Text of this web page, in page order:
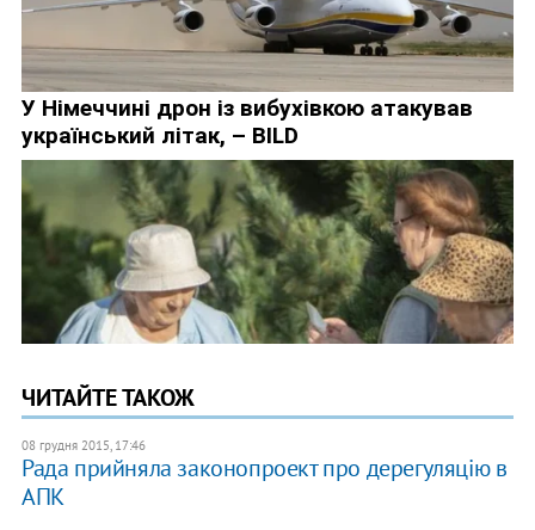
ЧИТАЙТЕ ТАКОЖ
08 грудня 2015, 17:46
Рада прийняла законопроект про дерегуляцію в
АПК